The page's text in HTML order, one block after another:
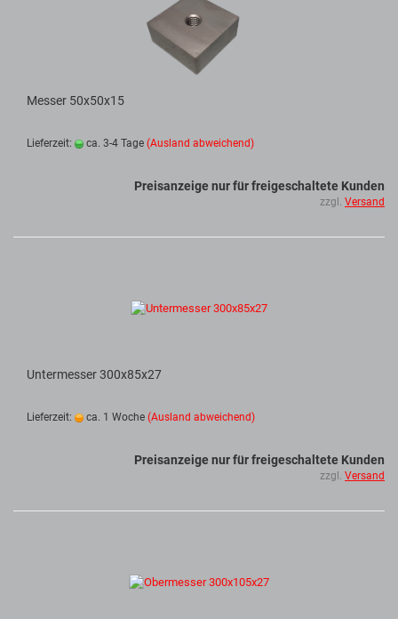
Messer 50x50x15
Lieferzeit: ca. 3-4 Tage (Ausland abweichend)
Preisanzeige nur für freigeschaltete Kunden
zzgl. Versand
Untermesser 300x85x27
Lieferzeit: ca. 1 Woche (Ausland abweichend)
Preisanzeige nur für freigeschaltete Kunden
zzgl. Versand